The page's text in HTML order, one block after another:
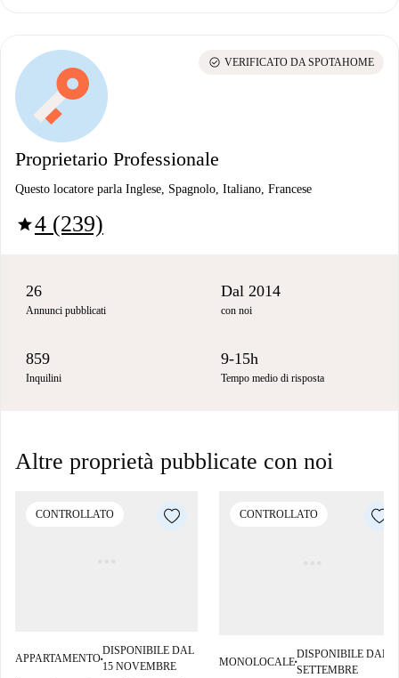
Proprietario Professionale
Questo locatore parla Inglese, Spagnolo, Italiano, Francese
star4 (239)
check_circle VERIFICATO DA SPOTAHOME
26
Annunci pubblicati
Dal 2014
con noi
859
Inquilini
9-15h
Tempo medio di risposta
Altre proprietà pubblicate con noi
CONTROLLATO
APPARTAMENTO■
DISPONIBILE DAL
15 NOVEMBRE
CONTROLLATO
MONOLOCALE■
DISPONIBILE DAL
SETTEMBRE